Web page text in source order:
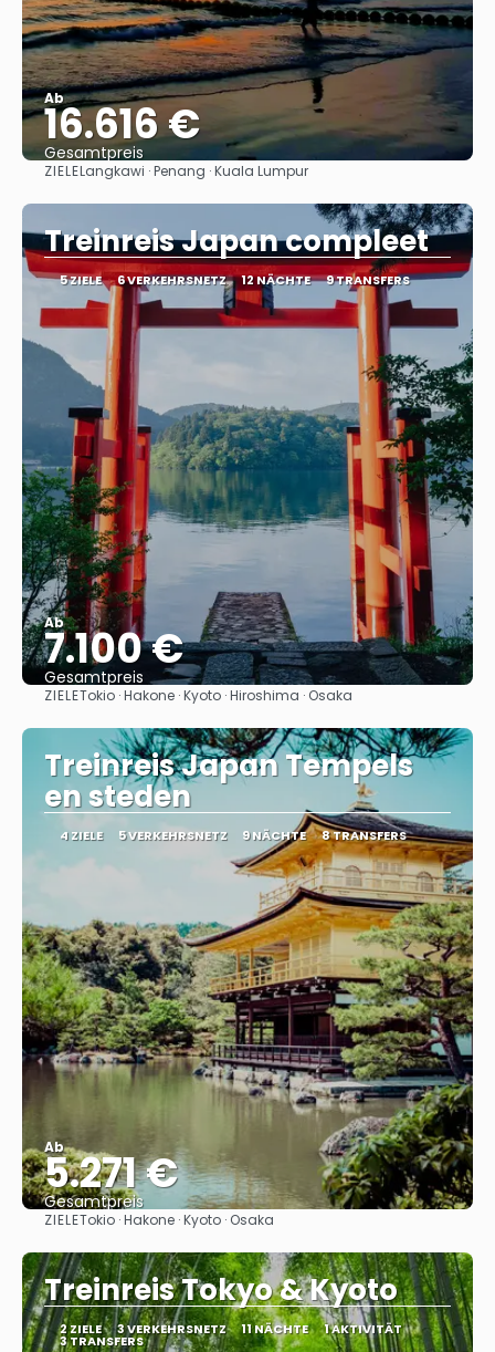
Ab
16.616 €
Gesamtpreis
Sehen
ZIELELangkawi · Penang · Kuala Lumpur
Treinreis Japan compleet
5 ZIELE 6 VERKEHRSNETZ 12 NÄCHTE 9 TRANSFERS
Ab
7.100 €
Gesamtpreis
Sehen
ZIELETokio · Hakone · Kyoto · Hiroshima · Osaka
Treinreis Japan Tempels
en steden
4 ZIELE 5 VERKEHRSNETZ 9 NÄCHTE 8 TRANSFERS
Ab
5.271 €
Gesamtpreis
Sehen
ZIELETokio · Hakone · Kyoto · Osaka
Treinreis Tokyo & Kyoto
2 ZIELE 3 VERKEHRSNETZ 11 NÄCHTE 1 AKTIVITÄT
3 TRANSFERS